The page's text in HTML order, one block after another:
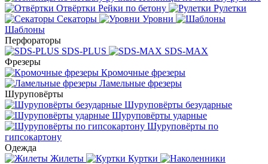
Отвёртки Рейки по бетону
Рулетки
Секаторы
Уровни
Шаблоны
Перфораторы
SDS-PLUS
SDS-MAX
Фрезеры
Кромочные фрезеры
Ламельные фрезеры
Шуруповёрты
Шуруповёрты безударные
Шуруповёрты ударные
Шуруповёрты по
гипсокартону
Одежда
Жилеты
Куртки